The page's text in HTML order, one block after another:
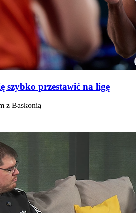
szybko przestawić na ligę
z Baskonią